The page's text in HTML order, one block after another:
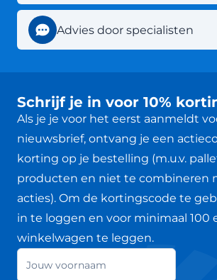
Advies door specialisten
Schrijf je in voor 10%
Als je je voor het eerst aanmeldt
nieuwsbrief, ontvang je een
korting op je bestelling (m.u.v.
producten en niet te combineren
acties). Om de kortingscode te
in te loggen en voor minimaal 100
winkelwagen te leggen.
Nieuwsbrief
Jouw voornaam